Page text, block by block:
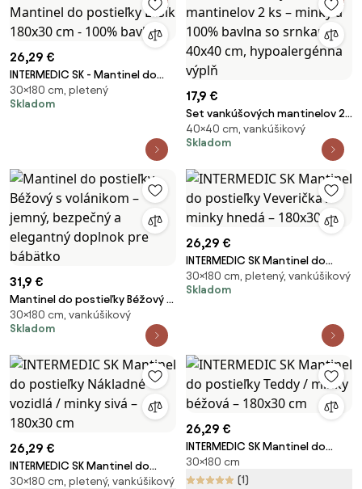
26,29 €
INTERMEDIC SK - Mantinel do
postieľky Lesík 180x30 cm -
100% bavlna
30×180 cm, pletený
Skladom
17,9 €
Set vankúšových mantinelov 2
ks – minky a 100% bavlna so
srnkami, 40x40 cm,
40×40 cm, vankúšikový
Skladom
31,9 €
Mantinel do postieľky Béžový s
volánikom – jemný, bezpečný a
elegantný doplnok pre
30×180 cm, vankúšikový
Skladom
26,29 €
INTERMEDIC SK Mantinel do
postieľky Veverička / minky
hnedá – 180x30 cm
30×180 cm, pletený, vankúšikový
Skladom
26,29 €
INTERMEDIC SK Mantinel do
postieľky Nákladné vozidlá /
30×180 cm, pletený, vankúšikový
26,29 €
INTERMEDIC SK Mantinel do
postieľky Teddy / minky béžová
– 180x30 cm
30×180 cm
(1)